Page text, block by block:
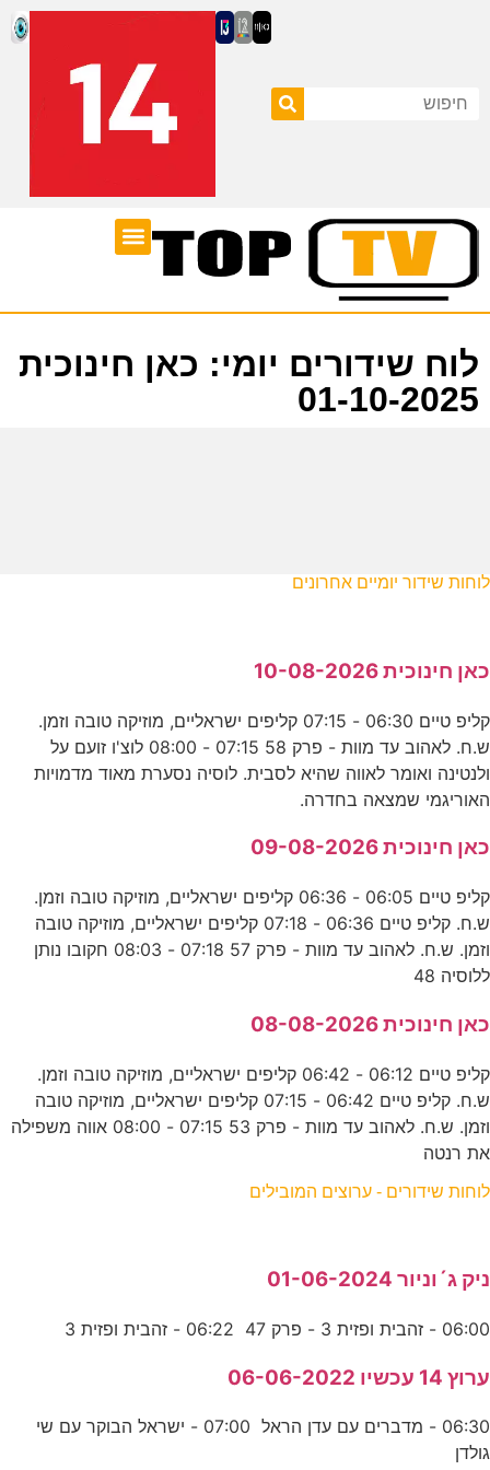
לוח שידורים יומי: כאן חינוכית
01-10-2025
לוחות שידור יומיים אחרונים
כאן חינוכית 10-08-2026
קליפ טיים 06:30 - 07:15 קליפים ישראליים, מוזיקה טובה וזמן.
ש.ח. לאהוב עד מוות - פרק 58 07:15 - 08:00 לוצ'ו זועם על
ולנטינה ואומר לאווה שהיא לסבית. לוסיה נסערת מאוד מדמויות
האוריגמי שמצאה בחדרה.
כאן חינוכית 09-08-2026
קליפ טיים 06:05 - 06:36 קליפים ישראליים, מוזיקה טובה וזמן.
ש.ח. קליפ טיים 06:36 - 07:18 קליפים ישראליים, מוזיקה טובה
וזמן. ש.ח. לאהוב עד מוות - פרק 57 07:18 - 08:03 חקובו נותן
ללוסיה 48
כאן חינוכית 08-08-2026
קליפ טיים 06:12 - 06:42 קליפים ישראליים, מוזיקה טובה וזמן.
ש.ח. קליפ טיים 06:42 - 07:15 קליפים ישראליים, מוזיקה טובה
וזמן. ש.ח. לאהוב עד מוות - פרק 53 07:15 - 08:00 אווה משפילה
את רנטה
לוחות שידורים - ערוצים המובילים
ניק ג´וניור 01-06-2024
06:00 - זהבית ופזית 3 - פרק 47 06:22 - זהבית ופזית 3
ערוץ 14 עכשיו 06-06-2022
06:30 - מדברים עם עדן הראל 07:00 - ישראל הבוקר עם שי
גולדן